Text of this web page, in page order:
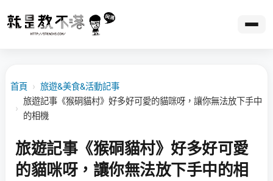
首頁 › 旅遊&美食&活動記事
›
旅遊記事《猴硐貓村》好多好可愛的貓咪呀，讓你無法放下手中
的相機
旅遊記事《猴硐貓村》好多好可愛
的貓咪呀，讓你無法放下手中的相